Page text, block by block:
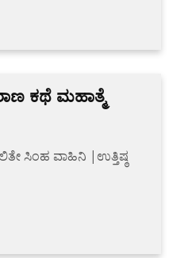
ಕಥೆ ಮಹಾತ್ಮೆ
ಸಿಂಹ ವಾಹಿನಿ |ಉತ್ತಿಷ್ಠ